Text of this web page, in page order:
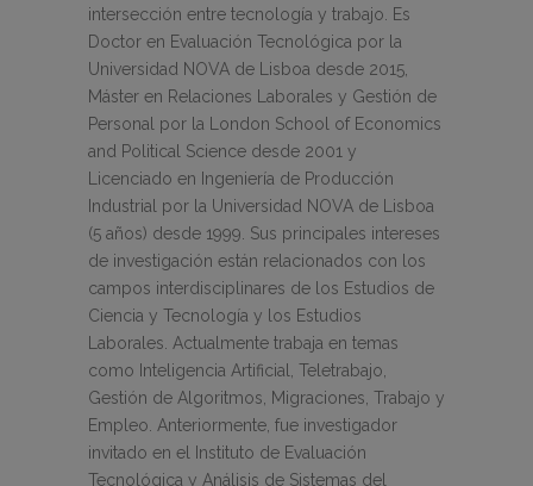
intersección entre tecnología y trabajo. Es
Doctor en Evaluación Tecnológica por la
Universidad NOVA de Lisboa desde 2015,
Máster en Relaciones Laborales y Gestión de
Personal por la London School of Economics
and Political Science desde 2001 y
Licenciado en Ingeniería de Producción
Industrial por la Universidad NOVA de Lisboa
(5 años) desde 1999. Sus principales intereses
de investigación están relacionados con los
campos interdisciplinares de los Estudios de
Ciencia y Tecnología y los Estudios
Laborales. Actualmente trabaja en temas
como Inteligencia Artificial, Teletrabajo,
Gestión de Algoritmos, Migraciones, Trabajo y
Empleo. Anteriormente, fue investigador
invitado en el Instituto de Evaluación
Tecnológica y Análisis de Sistemas del